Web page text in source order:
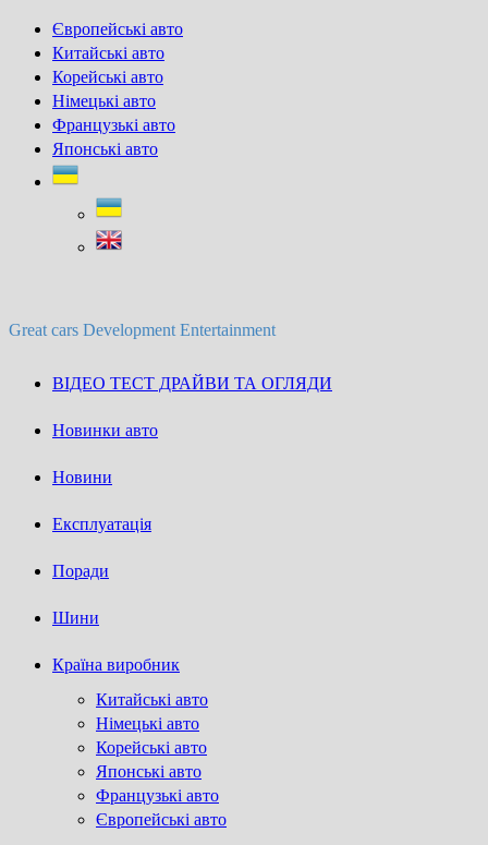
Skip
content
Європейські авто
Китайські авто
Корейські авто
Німецькі авто
Французькі авто
Японські авто
Great cars Development Entertainment
ВІДЕО ТЕСТ ДРАЙВИ ТА ОГЛЯДИ
Новинки авто
Новини
Експлуатація
Поради
Шини
Країна виробник
Китайські авто
Німецькі авто
Корейські авто
Японські авто
Французькі авто
Європейські авто